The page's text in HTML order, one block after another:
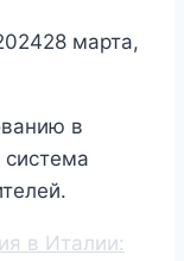
28 марта,
в
в Италии: